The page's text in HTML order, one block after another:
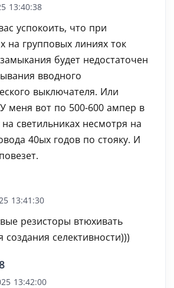
13:40:38
успокоить, что при
на групповых линиях ток
будет недостаточен
вводного
выключателя. Или
меня вот по 500-600 ампер в
на светильниках несмотря на
40ых годов по стояку. И
13:41:30
резисторы втюхивать
селективности)))
13:42:00